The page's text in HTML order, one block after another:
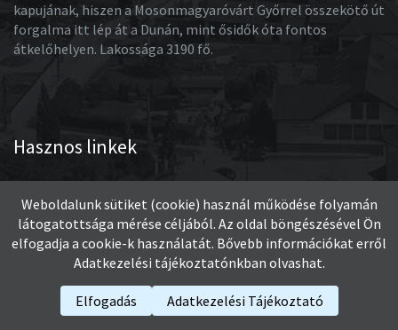
kapujának, hiszen a Mosonmagyaróvárt Győrrel összekötő út
forgalma itt lép át a Dunán, mint ősidők óta fontos
átkelőhelyen. Lakossága 3190 fő.
Hasznos linkek
Egészségház
Önkormányzat
Vendéglátás
Weboldalunk sütiket (cookie) használ működése folyamán
látogatottsága mérése céljából. Az oldal böngészésével Ön
elfogadja a cookie-k használatát. Bővebb információkat erről
Adatkezelési tájékoztatónkban olvashat.
Elfogadás Adatkezelési Tájékoztató